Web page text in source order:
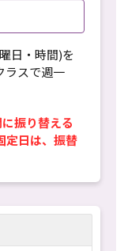
日・時間)を
ラスで週一
振り替える
定日は、振替